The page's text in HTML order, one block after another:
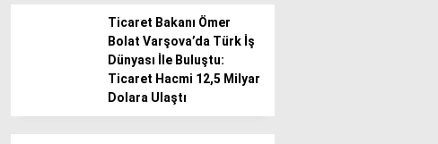
Ticaret Bakanı Ömer
Bolat Varşova’da Türk İş
Dünyası İle Buluştu:
Ticaret Hacmi 12,5 Milyar
Dolara Ulaştı